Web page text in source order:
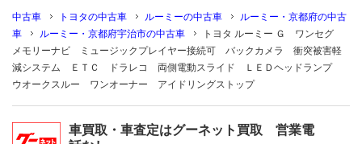
中古車 トヨタの中古車 ルーミーの中古車
ルーミー・京都府の中古
車
ルーミー・京都府宇治市の中古車
トヨタ ルーミー Ｇ ワンセグ
メモリーナビ ミュージックプレイヤー接続可 バックカメラ 衝突被害軽
減システム ＥＴＣ ドラレコ 両側電動スライド ＬＥＤヘッドランプ
ウオークスルー ワンオーナー アイドリングストップ
車買取・車査定はグーネット買取 営業電